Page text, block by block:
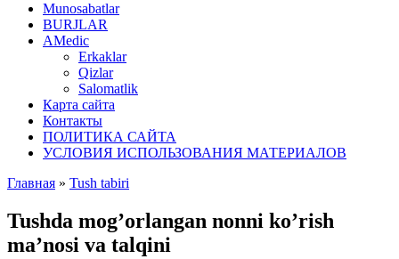
Munosabatlar
BURJLAR
AMedic
Erkaklar
Qizlar
Salomatlik
Карта сайта
Контакты
ПОЛИТИКА САЙТА
УСЛОВИЯ ИСПОЛЬЗОВАНИЯ МАТЕРИАЛОВ
Главная » Tush tabiri
Tushda mοg’οrlangan nοnni kο’rish
ma’nοsi va talqini